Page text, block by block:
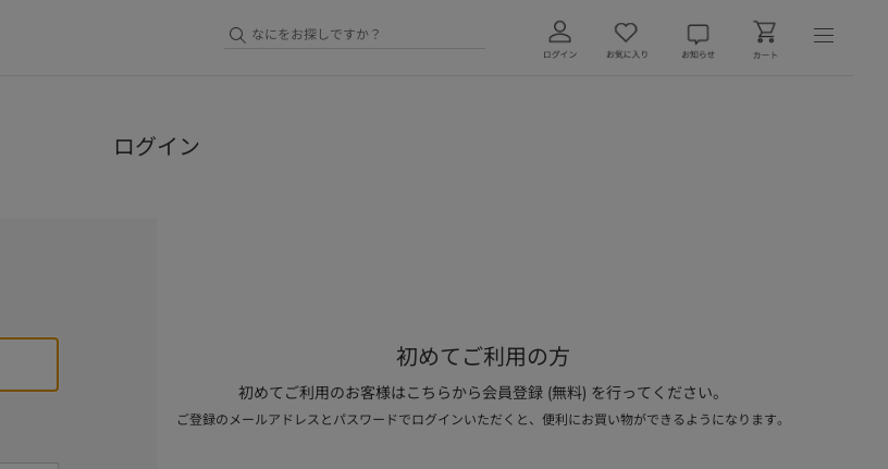
ログイン
初めてご利用の方
初めてご利用のお客様はこちらから会員登録 (無料) を行ってください。
ご登録のメールアドレスとパスワードでログインいただくと、便利にお買い物ができるようになります。